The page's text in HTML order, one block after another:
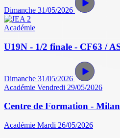
Dimanche 31/05/2026
Académie
U19N - 1/2 finale - CF63 /
Dimanche 31/05/2026
Académie Vendredi 29/05/2026
Centre de Formation -
Académie Mardi 26/05/2026